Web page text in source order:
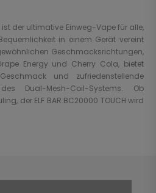
ist der ultimative Einweg-Vape für alle,
in einem Gerät vereint
Geschmacksrichtungen,
Energy und Cherry Cola, bietet
und zufriedenstellende
Dual-Mesh-Coil-Systems. Ob
der ELF BAR BC20000 TOUCH wird